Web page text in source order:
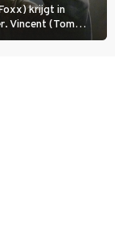
krijgt in
Vincent (Tom
loodsen om een